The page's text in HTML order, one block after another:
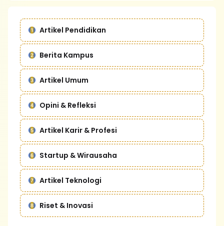
Artikel Pendidikan
Berita Kampus
Artikel Umum
Opini & Refleksi
Artikel Karir & Profesi
Startup & Wirausaha
Artikel Teknologi
Riset & Inovasi